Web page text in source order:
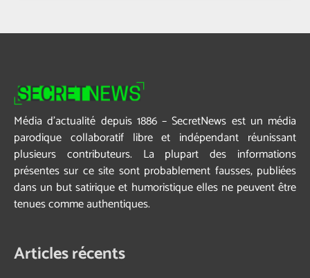
Média d’actualité depuis 1886 – SecretNews est un média
parodique collaboratif libre et indépendant réunissant
plusieurs contributeurs. La plupart des informations
présentes sur ce site sont probablement fausses, publiées
dans un but satirique et humoristique elles ne peuvent être
tenues comme authentiques.
Articles récents